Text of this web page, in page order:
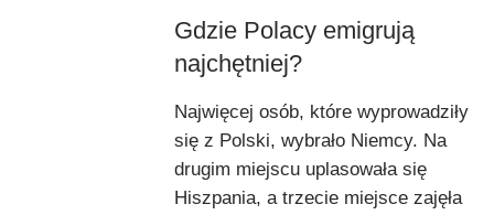
Gdzie Polacy emigrują
najchętniej?
Najwięcej osób, które wyprowadziły
się z Polski, wybrało Niemcy. Na
drugim miejscu uplasowała się
Hiszpania, a trzecie miejsce zajęła